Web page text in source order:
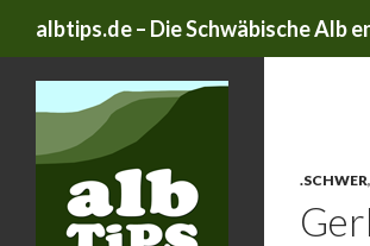
albtips.de – Die Schwäbische Alb
.SCHWER,